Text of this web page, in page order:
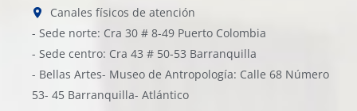
Canales físicos de atención
- Sede norte: Cra 30 # 8-49 Puerto Colombia
- Sede centro: Cra 43 # 50-53 Barranquilla
- Bellas Artes- Museo de Antropología: Calle 68 Número
53- 45 Barranquilla- Atlántico